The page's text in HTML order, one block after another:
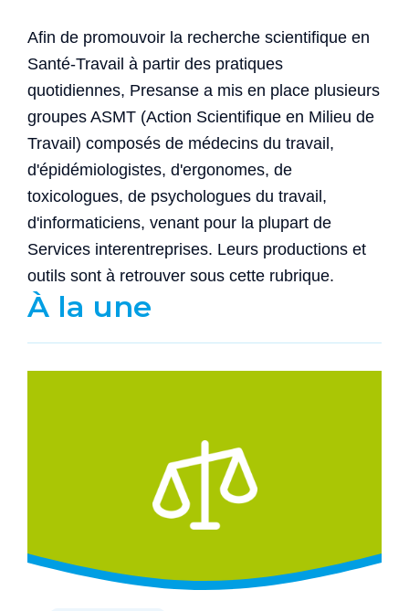
Afin de promouvoir la recherche scientifique en
Santé-Travail à partir des pratiques
quotidiennes, Presanse a mis en place plusieurs
groupes ASMT (Action Scientifique en Milieu de
Travail) composés de médecins du travail,
d'épidémiologistes, d'ergonomes, de
toxicologues, de psychologues du travail,
d'informaticiens, venant pour la plupart de
Services interentreprises. Leurs productions et
outils sont à retrouver sous cette rubrique.
À la une